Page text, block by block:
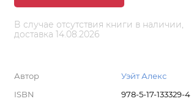
В случае отсутствия книги в наличии,
доставка 14.08.2026
Автор
Уэйт Алекс
ISBN
978-5-17-133329-4